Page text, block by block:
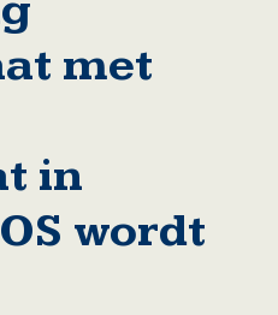
met
in
wordt